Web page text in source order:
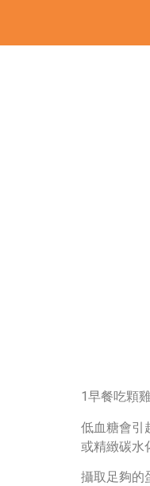
1早餐吃顆
低血糖會引
或精緻碳水
攝取足夠的